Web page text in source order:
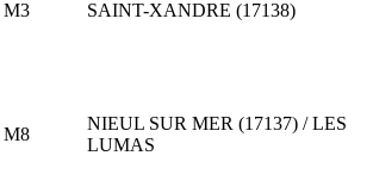
M3 SAINT-XANDRE (17138)
M8
NIEUL SUR MER (17137) / LES
LUMAS